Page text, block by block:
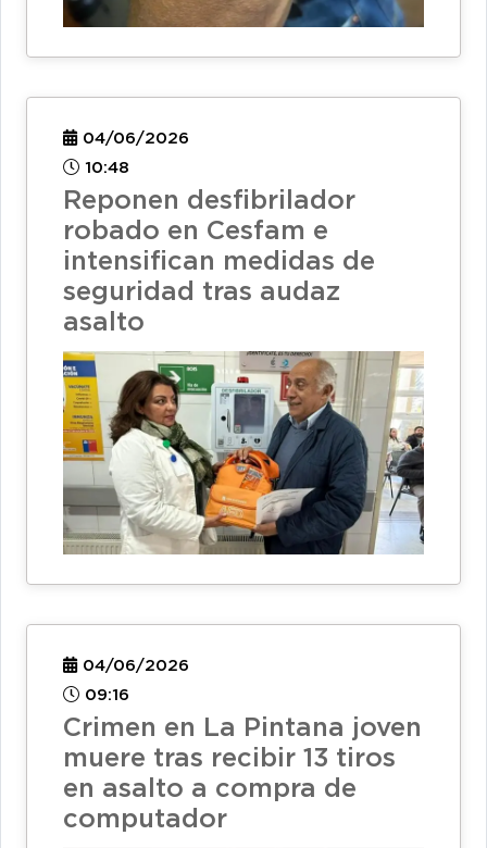
04/06/2026
10:48
Reponen desfibrilador
robado en Cesfam e
intensifican medidas de
seguridad tras audaz
asalto
04/06/2026
09:16
Crimen en La Pintana joven
muere tras recibir 13 tiros
en asalto a compra de
computador